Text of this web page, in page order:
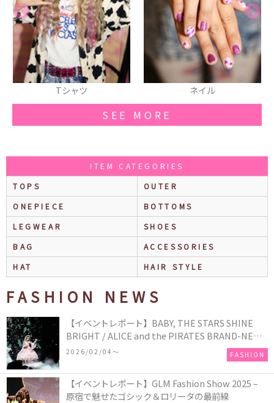
SEE MORE
ITEM CATEGORIES
TOPS
OUTER
ONEPIECE
BOTTOMS
LEGWEAR
SHOES
BAG
ACCESSORIES
HAT
HAIR STYLE
FASHION NEWS
【イベントレポート】BABY, THE STARS SHINE
BRIGHT / ALICE and the PIRATES BRAND-NEW
COLLECTION in TOKYO
2026/02/04〜 FASHION
【イベントレポート】GLM Fashion Show 2025 –
原宿で魅せたゴシック＆ロリータの最前線